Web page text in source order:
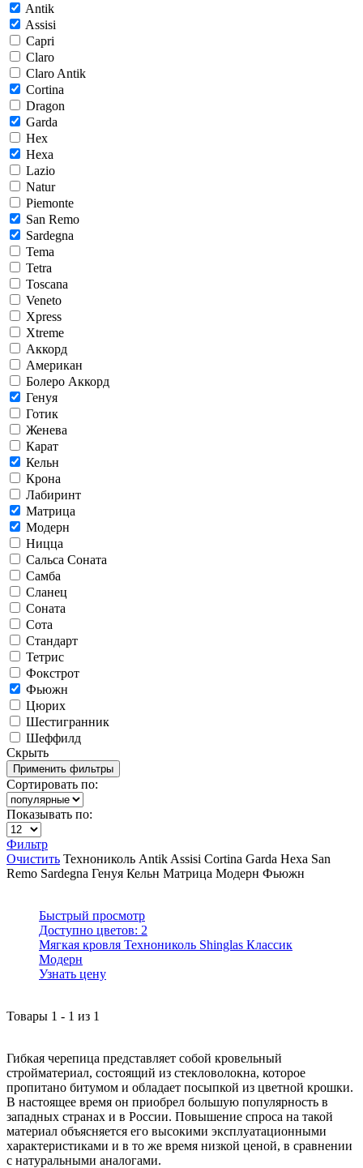
Antik
Assisi
Capri
Claro
Claro Antik
Cortina
Dragon
Garda
Hex
Hexa
Lazio
Natur
Piemonte
San Remo
Sardegna
Tema
Tetra
Toscana
Veneto
Xpress
Xtreme
Аккорд
Американ
Болеро Аккорд
Генуя
Готик
Женева
Карат
Кельн
Крона
Лабиринт
Матрица
Модерн
Ницца
Сальса Соната
Самба
Сланец
Соната
Сота
Стандарт
Тетрис
Фокстрот
Фьюжн
Цюрих
Шестигранник
Шеффилд
Скрыть
Сортировать по:
Показывать по:
Фильтр
Очистить Технониколь Antik Assisi Cortina Garda Hexa San
Remo Sardegna Генуя Кельн Матрица Модерн Фьюжн
Быстрый просмотр
Доступно цветов: 2
Мягкая кровля Технониколь Shinglas Классик
Модерн
Узнать цену
Товары 1 - 1 из 1
Гибкая черепица представляет собой кровельный
стройматериал, состоящий из стекловолокна, которое
пропитано битумом и обладает посыпкой из цветной крошки.
В настоящее время он приобрел большую популярность в
западных странах и в России. Повышение спроса на такой
материал объясняется его высокими эксплуатационными
характеристиками и в то же время низкой ценой, в сравнении
с натуральными аналогами.